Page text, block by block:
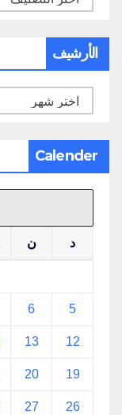
الأرشيف
الأرشيف
Calender
د ن
5
6
12
13
19
20
26
27